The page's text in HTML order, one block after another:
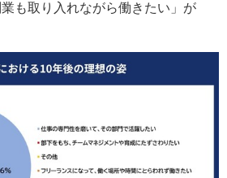
業も取り入れながら働きたい」が